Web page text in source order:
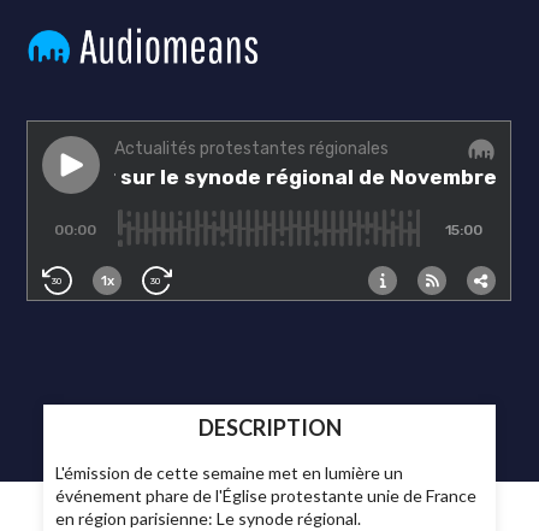
DESCRIPTION
L'émission de cette semaine met en lumière un
événement phare de l'Église protestante unie de France
en région parisienne: Le synode régional.